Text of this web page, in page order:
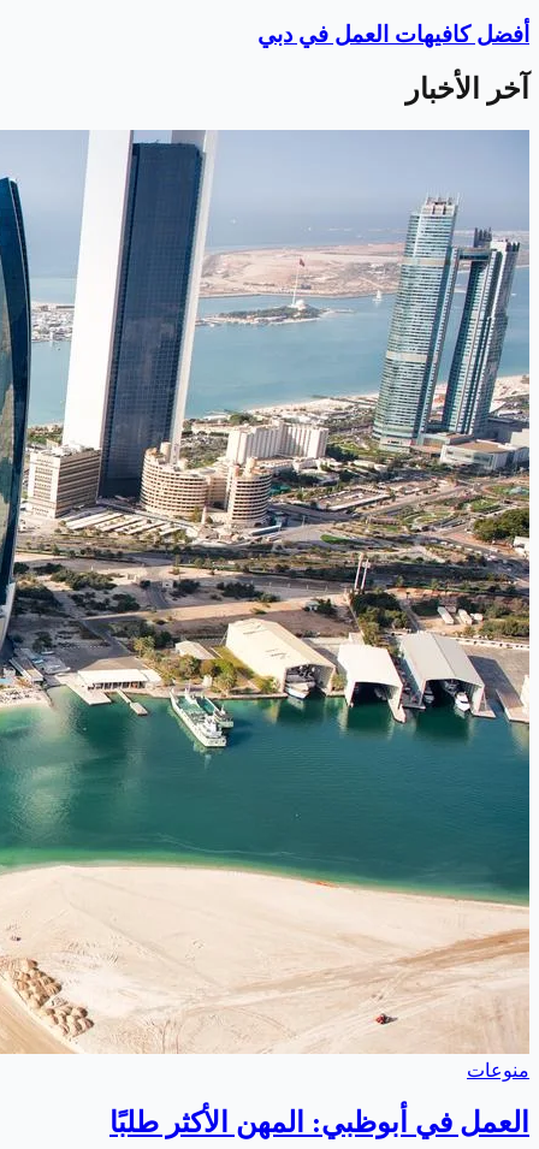
أفضل كافيهات العمل في دبي
آخر الأخبار
منوعات
العمل في أبوظبي: المهن الأكثر طلبًا